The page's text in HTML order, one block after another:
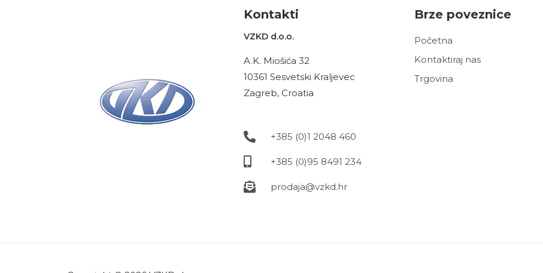
Kontakti
VZKD d.o.o.
A.K. Miošića 32
10361 Sesvetski Kraljevec
Zagreb, Croatia
+385 (0)1 2048 460
+385 (0)95 8491 234
prodaja@vzkd.hr
Brze poveznice
Početna
Kontaktiraj nas
Trgovina